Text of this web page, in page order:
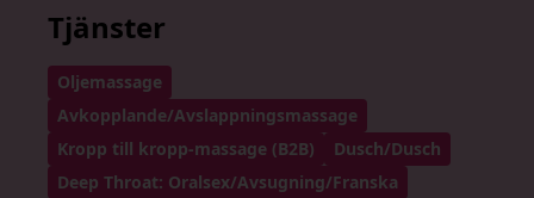
Tjänster
Oljemassage
Avkopplande/Avslappningsmassage
Kropp till kropp-massage (B2B)
Dusch/Dusch
Deep Throat: Oralsex/Avsugning/Franska